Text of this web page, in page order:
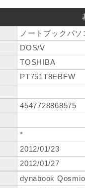
ノートブックパソ
DOS/V
TOSHIBA
PT751T8EBFW
4547728868575
*
2012/01/23
2012/01/27
dynabook